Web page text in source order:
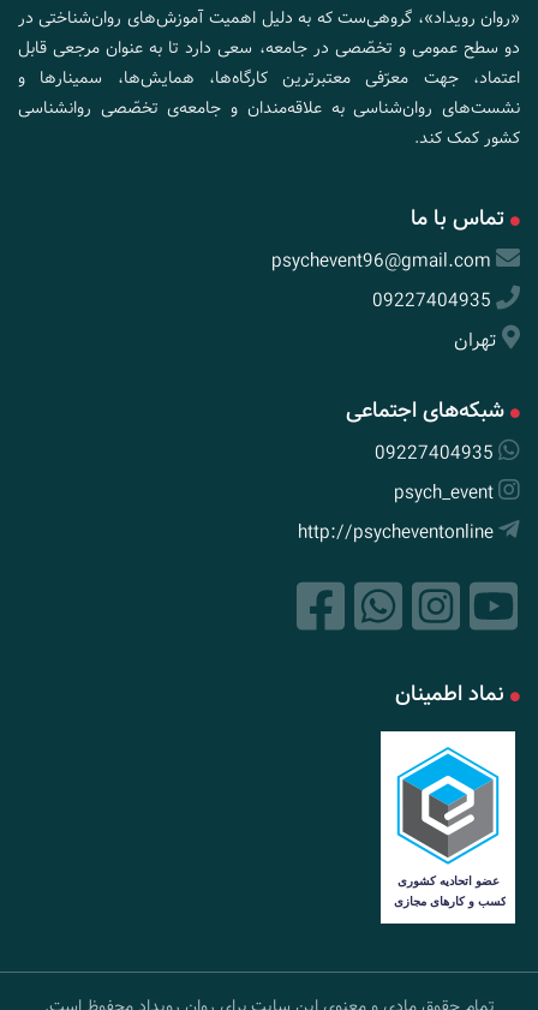
«روان رویداد»، گروهی‌ست که به دلیل اهمیت آموزش‌های روان‌شناختی در
دو سطح عمومی و تخصّصی در جامعه، سعی دارد تا به عنوان مرجعی قابل
اعتماد، جهت معرّفی معتبرترین کارگاه‌ها، همایش‌ها، سمینارها و
نشست‌های روان‌شناسی به علاقه‌مندان و جامعه‌ی تخصّصی روانشناسی
کشور کمک کند.
تماس با ما
psychevent96@gmail.com
09227404935
تهران
شبکه‌های اجتماعی
09227404935
psych_event
http://psycheventonline
نماد اطمینان